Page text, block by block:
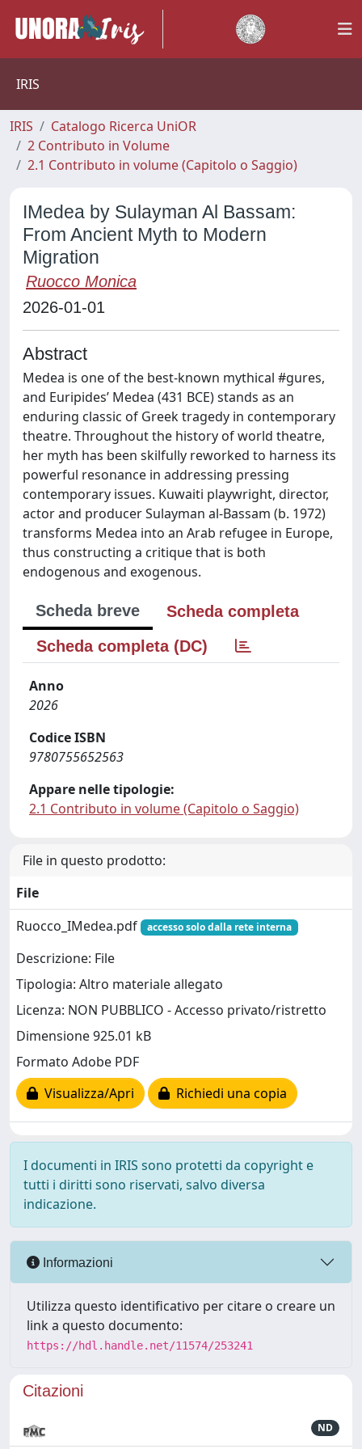
IRIS
IRIS
Catalogo Ricerca UniOR
2 Contributo in Volume
2.1 Contributo in volume (Capitolo o Saggio)
IMedea by Sulayman Al Bassam:
From Ancient Myth to Modern
Migration
Ruocco Monica
2026-01-01
Abstract
Medea is one of the best-known mythical #gures,
and Euripides’ Medea (431 BCE) stands as an
enduring classic of Greek tragedy in contemporary
theatre. Throughout the history of world theatre,
her myth has been skilfully reworked to harness its
powerful resonance in addressing pressing
contemporary issues. Kuwaiti playwright, director,
actor and producer Sulayman al-Bassam (b. 1972)
transforms Medea into an Arab refugee in Europe,
thus constructing a critique that is both
endogenous and exogenous.
Scheda breve
Scheda completa
Scheda completa (DC)
Anno
2026
Codice ISBN
9780755652563
Appare nelle tipologie:
2.1 Contributo in volume (Capitolo o Saggio)
File in questo prodotto:
File
Ruocco_IMedea.pdf
accesso solo dalla rete interna
Descrizione: File
Tipologia: Altro materiale allegato
Licenza: NON PUBBLICO - Accesso privato/ristretto
Dimensione 925.01 kB
Formato Adobe PDF
Visualizza/Apri
Richiedi una copia
I documenti in IRIS sono protetti da copyright e
tutti i diritti sono riservati, salvo diversa
indicazione.
Informazioni
Utilizza questo identificativo per citare o creare un
link a questo documento:
https://hdl.handle.net/11574/253241
Citazioni
ND